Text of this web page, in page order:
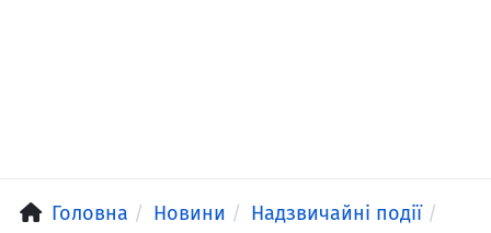
Головна Новини Надзвичайні події